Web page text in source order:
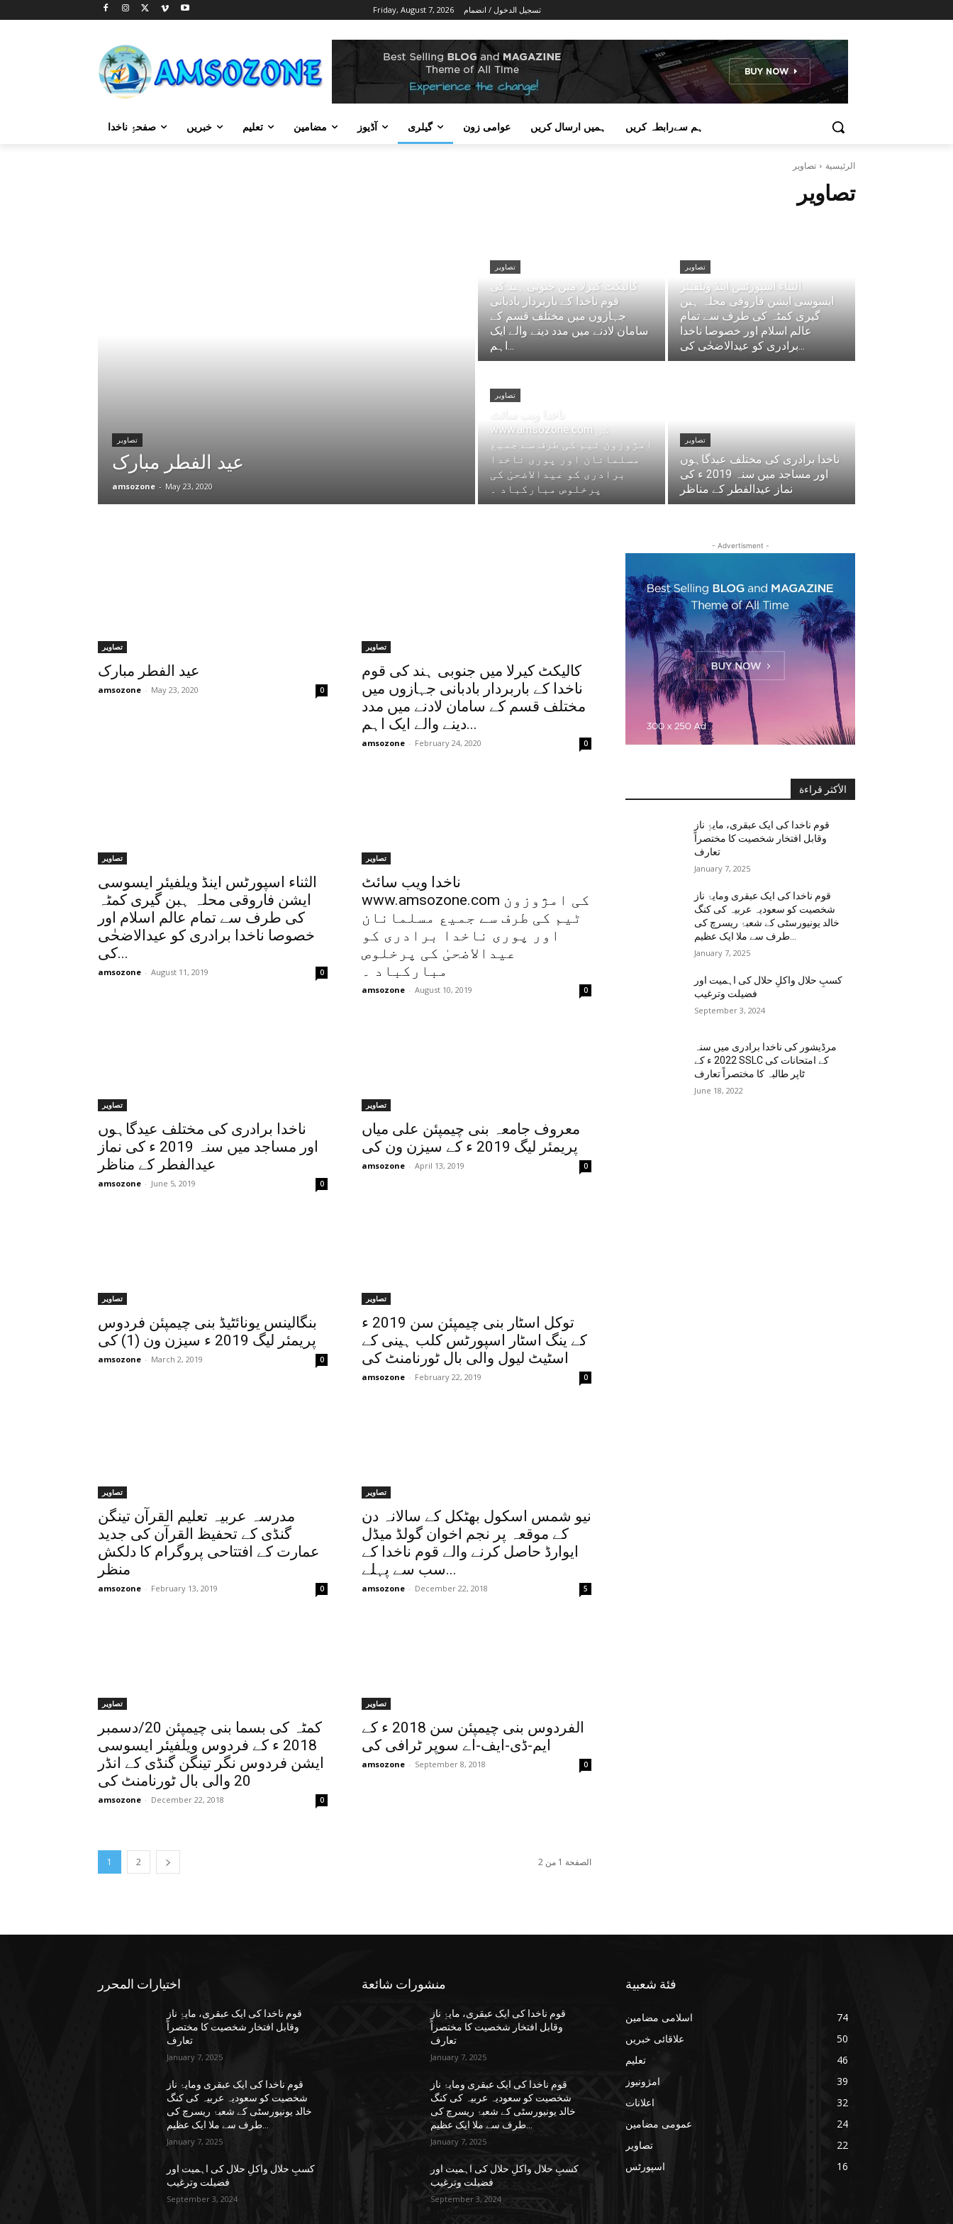
Friday, August 7, 2026 تسجيل الدخول / انضمام
صفحۂِ ناخدا خبریں تعلیم مضامین آڈیوز گیلری عوامی زون ہمیں ارسال کریں ہم سےرابطہ کریں
الرئيسية تصاویر
تصاویر
تصاویر
عید الفطر مبارک
amsozone - May 23, 2020
تصاویر
کالیکٹ کیرلا میں جنوبی ہند کی
قوم ناخدا کے باربردار بادبانی
جہازوں میں مختلف قسم کے
سامان لادنے میں مدد دینے والے ایک
اہم...
تصاویر
الثناء اسپورٹس اینڈ ویلفیئر
ایسوسی ایشن فاروقی محلہ ہبن
گیری کمٹہ کی طرف سے تمام
عالم اسلام اور خصوصا ناخدا
برادری کو عیدالاضحٰی کی...
تصاویر
ناخدا ویب سائٹ
www.amsozone.com کی
امژوزون ٹیم کی طرف سے جمیع
مسلمانان اور پوری ناخدا
برادری کو عیدالاضحیٰ کی
پرخلوص مبارکباد ۔
تصاویر
ناخدا برادری کی مختلف عیدگاہوں
اور مساجد میں سنہ 2019 ء کی
نماز عیدالفطر کے مناظر
تصاویر
عید الفطر مبارک
amsozone - May 23, 2020 0
تصاویر
کالیکٹ کیرلا میں جنوبی ہند کی قوم
ناخدا کے باربردار بادبانی جہازوں میں
مختلف قسم کے سامان لادنے میں مدد
دینے والے ایک اہم...
amsozone - February 24, 2020 0
تصاویر
الثناء اسپورٹس اینڈ ویلفیئر ایسوسی
ایشن فاروقی محلہ ہبن گیری کمٹہ
کی طرف سے تمام عالم اسلام اور
خصوصا ناخدا برادری کو عیدالاضحٰی
کی...
amsozone - August 11, 2019 0
تصاویر
ناخدا ویب سائٹ
www.amsozone.com کی امژوزون
ٹیم کی طرف سے جمیع مسلمانان
اور پوری ناخدا برادری کو
عیدالاضحیٰ کی پرخلوص
مبارکباد ۔
amsozone - August 10, 2019 0
تصاویر
ناخدا برادری کی مختلف عیدگاہوں
اور مساجد میں سنہ 2019 ء کی نماز
عیدالفطر کے مناظر
amsozone - June 5, 2019 0
تصاویر
معروف جامعہ بنی چیمپئن علی میاں
پریمئر لیگ 2019 ء کے سیزن ون کی
amsozone - April 13, 2019 0
تصاویر
بنگالینس یونائٹیڈ بنی چیمپئن فردوس
پریمئر لیگ 2019 ء سیزن ون (1) کی
amsozone - March 2, 2019 0
تصاویر
توکل اسٹار بنی چیمپئن سن 2019 ء
کے ینگ اسٹار اسپورٹس کلب ہینی کے
اسٹیٹ لیول والی بال ٹورنامنٹ کی
amsozone - February 22, 2019 0
تصاویر
مدرسہ عربیہ تعلیم القرآن تینگن
گنڈی کے تحفیظ القرآن کی جدید
عمارت کے افتتاحی پروگرام کا دلکش
منظر
amsozone - February 13, 2019 0
تصاویر
نیو شمس اسکول بھٹکل کے سالانہ دن
کے موقعہ پر نجم اخوان گولڈ میڈل
ایوارڈ حاصل کرنے والے قوم ناخدا کے
سب سے پہلے...
amsozone - December 22, 2018 5
تصاویر
کمٹہ کی بسما بنی چیمپئن 20/دسمبر
2018 ء کے فردوس ویلفیئر ایسوسی
ایشن فردوس نگر تینگن گنڈی کے انڈر
20 والی بال ٹورنامنٹ کی
amsozone - December 22, 2018 0
تصاویر
الفردوس بنی چیمپئن سن 2018 ء کے
ایم-ڈی-ایف-اے سوپر ٹرافی کی
amsozone - September 8, 2018 0
1 2 الصفحة 1 من 2
- Advertisment -
الأكثر قراءة
قوم ناخدا کی ایک عبقری، مایۂِ ناز
وقابل افتخار شخصیت کا مختصراً
تعارف
January 7, 2025
قوم ناخدا کی ایک عبقری ومایۂ ناز
شخصیت کو سعودیہ عربیہ کی کنگ
خالد یونیورسٹی کے شعبۂ ریسرچ کی
January 7, 2025
کسبِ حلال واکلِ حلال کی اہمیت اور
فضیلت وترغیب
September 3, 2024
مرڈیشور کی ناخدا برادری میں سنہ
2022 ء کے SSLC کے امتحانات کی
ٹاپر طالبہ کا مختصراً تعارف
June 18, 2022
اختيارات المحرر
قوم ناخدا کی ایک عبقری، مایۂِ ناز
وقابل افتخار شخصیت کا مختصراً
تعارف
January 7, 2025
قوم ناخدا کی ایک عبقری ومایۂ ناز
شخصیت کو سعودیہ عربیہ کی کنگ
خالد یونیورسٹی کے شعبۂ ریسرچ کی
January 7, 2025
کسبِ حلال واکلِ حلال کی اہمیت اور
فضیلت وترغیب
September 3, 2024
منشورات شائعة
قوم ناخدا کی ایک عبقری، مایۂِ ناز
وقابل افتخار شخصیت کا مختصراً
تعارف
January 7, 2025
قوم ناخدا کی ایک عبقری ومایۂ ناز
شخصیت کو سعودیہ عربیہ کی کنگ
خالد یونیورسٹی کے شعبۂ ریسرچ کی
January 7, 2025
کسبِ حلال واکلِ حلال کی اہمیت اور
فضیلت وترغیب
September 3, 2024
فئة شعبية
اسلامی مضامین
74
علاقائی خبریں
50
تعلیم
46
امژونیوز
39
اعلانات
32
عمومی مضامین
24
تصاویر
22
اسپورٹس
16